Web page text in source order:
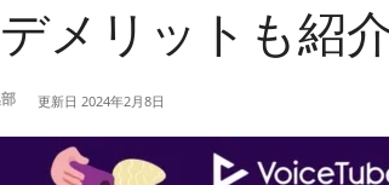
メリットも紹
更新日 2024年2月8日